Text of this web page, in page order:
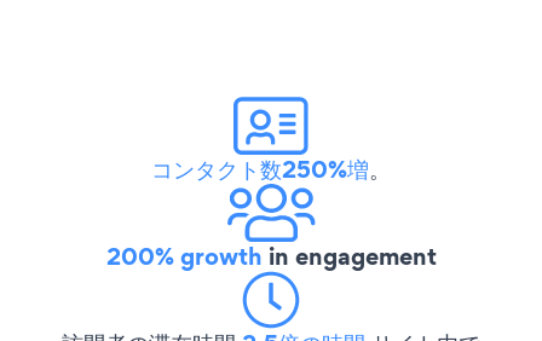
コンタクト数250%増。
200% growth in engagement